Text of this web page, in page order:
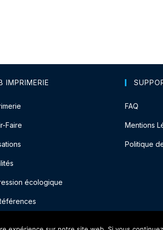
IMPRIMERIE
Faire
écologique
FAQ
Mentions
Politique